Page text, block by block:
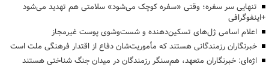
تنهایی سر سفره؛ وقتی «سفره کوچک می‌شود» سلامتی هم تهدید می‌شود
+اینفوگرافی
اعلام اسامی ژل‌های تسکین‌دهنده و شست‌وشوی پوست غیرمجاز
خبرنگاران رزمندگانی هستند که مأموریت‌شان دفاع از اقتدار فرهنگی ملت است
اژه‌ای: خبرنگاران متعهد، هم‌سنگر رزمندگان در میدان جنگ شناختی هستند